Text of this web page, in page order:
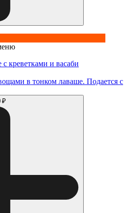
креветками и васаби
в тонком лаваше. Подается с
₽